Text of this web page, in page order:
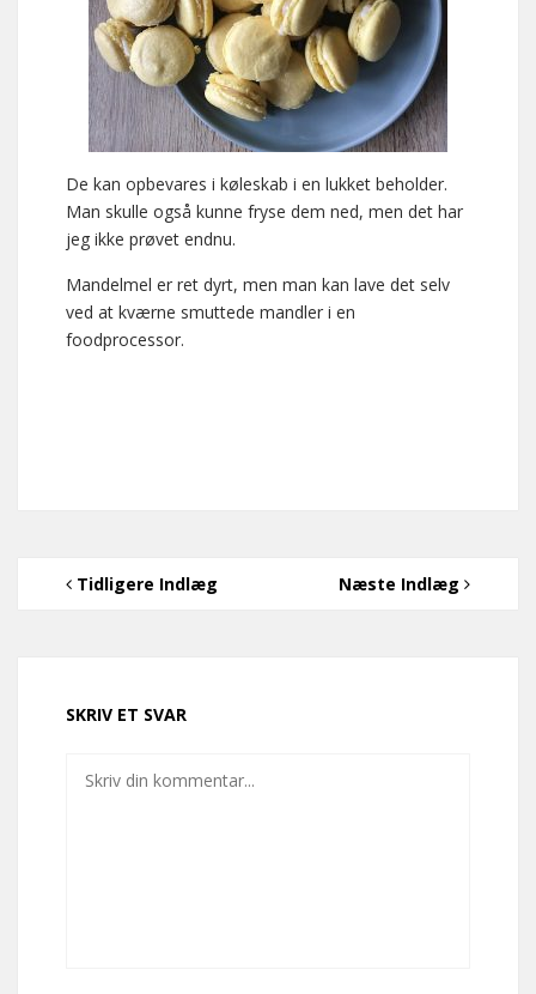
De kan opbevares i køleskab i en lukket beholder.
Man skulle også kunne fryse dem ned, men det har
jeg ikke prøvet endnu.
Mandelmel er ret dyrt, men man kan lave det selv
ved at kværne smuttede mandler i en
foodprocessor.
Tidligere Indlæg Næste Indlæg
SKRIV ET SVAR